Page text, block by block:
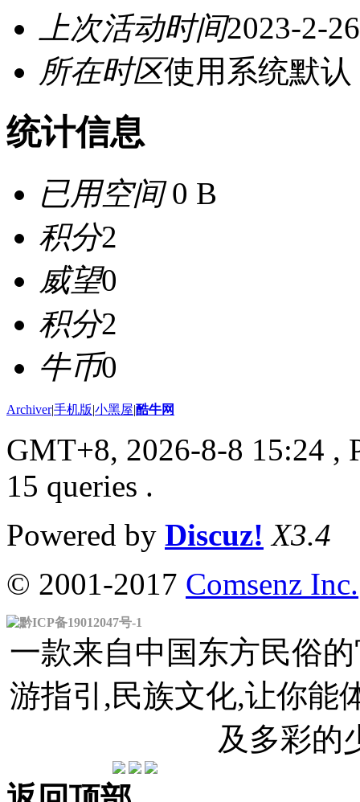
上次活动时间2023-2-
所在时区使用系统默认
统计信息
已用空间0 B
积分2
威望0
积分2
牛币0
Archiver|手机版|小黑屋|酷牛网
GMT+8, 2026-8-8 15:24 ,
15 queries .
Powered by Discuz! X3.4
© 2001-2017 Comsenz Inc.
黔ICP备19012047号-1
一款来自中国东方民俗
游指引,民族文化,让你能
及多彩的